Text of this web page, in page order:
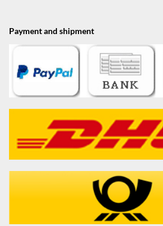
Payment and shipment